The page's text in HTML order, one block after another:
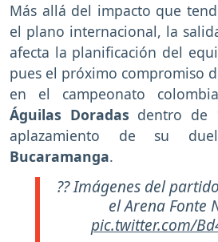
Más allá del impacto que
el plano internacional, la
afecta la planificación del
pues el próximo compromiso
en el campeonato
Águilas Doradas dentro de
aplazamiento de su
Bucaramanga.
?? Imágenes del
el Arena Fonte
pic.twitter.com/